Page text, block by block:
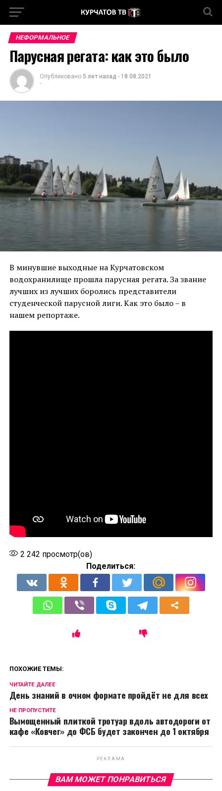
НЕФОРМАЛЬНОЕ
Парусная регата: как это было
Опубликовано 5 лет назад - 18.08.2021
-
В минувшие выходные на Курчатовском
водохранилище прошла парусная регата. За звание
лучших из лучших боролись представители
студенческой парусной лиги. Как это было – в
нашем репортаже.
2 242 просмотр(ов)
Поделиться:
ПОХОЖИЕ ТЕМЫ:
ЧИТАЙТЕ ДАЛЕЕ
День знаний в очном формате пройдëт не для всех
НЕ ПРОПУСТИТЕ
Вымощенный плиткой тротуар вдоль автодороги от
кафе «Ковчег» до ФСБ будет закончен до 1 октября
РЕКЛАМА
ВАМ МОЖЕТ ПОНРАВИТЬСЯ